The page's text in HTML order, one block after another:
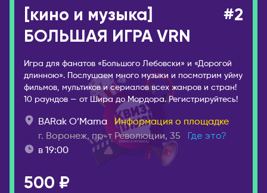
Кострома
Котлас
Красноярск
Лесосибирск
Магадан
Междуреченск
Москва
Барселона
Валенсия
ИТАЛИЯ
Милан
КАЗАХСТАН
Актобе
Алматы
[кино и музыка]
БОЛЬШАЯ ИГРА VRN
#2
Игра для фанатов «Большого Лебовски» и «Дорогой
длинною». Послушаем много музыки и посмотрим уйму
фильмов, мультиков и сериалов всех жанров и стран!
10 раундов — от Шира до Мордора. Регистрируйтесь!
BARak O’Mama
Информация о площадке
г. Воронеж, пр-т Революции, 35
Где это?
в 19:00
500 ₽